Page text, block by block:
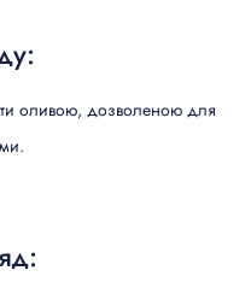
оливою, дозволеною для